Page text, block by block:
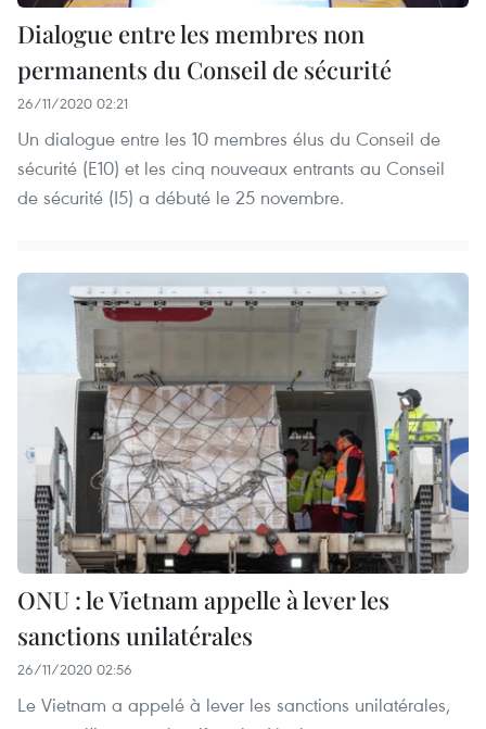
Dialogue entre les membres non
permanents du Conseil de sécurité
26/11/2020 02:21
Un dialogue entre les 10 membres élus du Conseil de
sécurité (E10) et les cinq nouveaux entrants au Conseil
de sécurité (I5) a débuté le 25 novembre.
ONU : le Vietnam appelle à lever les
sanctions unilatérales
26/11/2020 02:56
Le Vietnam a appelé à lever les sanctions unilatérales,